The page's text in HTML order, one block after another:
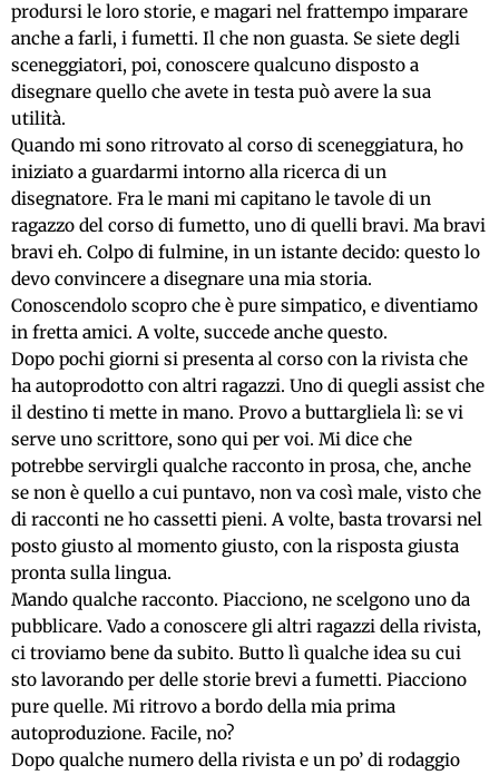
prodursi le loro storie, e magari nel frattempo imparare
anche a farli, i fumetti. Il che non guasta. Se siete degli
sceneggiatori, poi, conoscere qualcuno disposto a
disegnare quello che avete in testa può avere la sua
utilità.
Quando mi sono ritrovato al corso di sceneggiatura, ho
iniziato a guardarmi intorno alla ricerca di un
disegnatore. Fra le mani mi capitano le tavole di un
ragazzo del corso di fumetto, uno di quelli bravi. Ma bravi
bravi eh. Colpo di fulmine, in un istante decido: questo lo
devo convincere a disegnare una mia storia.
Conoscendolo scopro che è pure simpatico, e diventiamo
in fretta amici. A volte, succede anche questo.
Dopo pochi giorni si presenta al corso con la rivista che
ha autoprodotto con altri ragazzi. Uno di quegli assist che
il destino ti mette in mano. Provo a buttargliela lì: se vi
serve uno scrittore, sono qui per voi. Mi dice che
potrebbe servirgli qualche racconto in prosa, che, anche
se non è quello a cui puntavo, non va così male, visto che
di racconti ne ho cassetti pieni. A volte, basta trovarsi nel
posto giusto al momento giusto, con la risposta giusta
pronta sulla lingua.
Mando qualche racconto. Piacciono, ne scelgono uno da
pubblicare. Vado a conoscere gli altri ragazzi della rivista,
ci troviamo bene da subito. Butto lì qualche idea su cui
sto lavorando per delle storie brevi a fumetti. Piacciono
pure quelle. Mi ritrovo a bordo della mia prima
autoproduzione. Facile, no?
Dopo qualche numero della rivista e un po’ di rodaggio